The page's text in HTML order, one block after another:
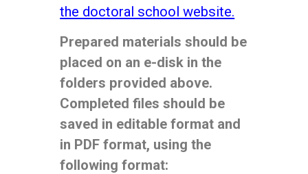
the doctoral school website.
Prepared materials should be
placed on an e-disk in the
folders provided above.
Completed files should be
saved in editable format and
in PDF format, using the
following format: